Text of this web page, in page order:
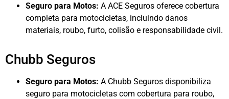
Seguro para Motos: A ACE Seguros oferece cobertura
completa para motocicletas, incluindo danos
materiais, roubo, furto, colisão e responsabilidade civil.
Chubb Seguros
Seguro para Motos: A Chubb Seguros disponibiliza
seguro para motocicletas com cobertura para roubo,